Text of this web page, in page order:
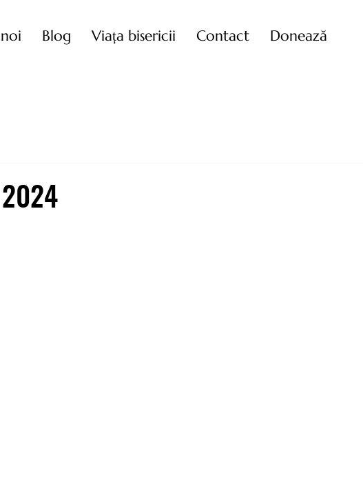
Blog Viața bisericii Contact Donează